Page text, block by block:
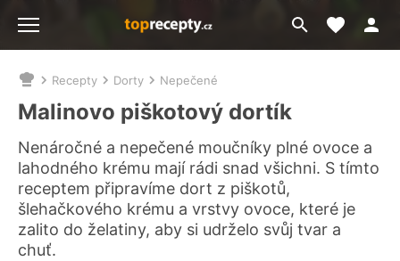
Přejít
na
Moje
Nacházíte
se
zde:
Recepty Dorty Nepečené
Malinovo piškotový dortík
Nenáročné a nepečené moučníky plné ovoce a
lahodného krému mají rádi snad všichni. S tímto
receptem připravíme dort z piškotů,
šlehačkového krému a vrstvy ovoce, které je
zalito do želatiny, aby si udrželo svůj tvar a
chuť.